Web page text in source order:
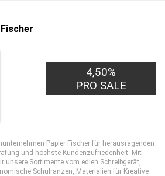
4,50%
PRO SALE
Papier Fischer für herausragenden
und höchste Kundenzufriedenheit. Mit
unsere Sortimente vom edlen Schreibgerät,
Schulranzen, Materialien für Kreative